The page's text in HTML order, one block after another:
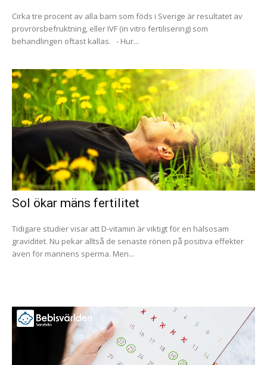
Cirka tre procent av alla barn som föds i Sverige är resultatet av
provrörsbefruktning, eller IVF (in vitro fertilisering) som
behandlingen oftast kallas. - Hur...
Sol ökar mäns fertilitet
Tidigare studier visar att D-vitamin är viktigt för en hälsosam
graviditet. Nu pekar alltså de senaste rönen på positiva effekter
även för mannens sperma. Men...